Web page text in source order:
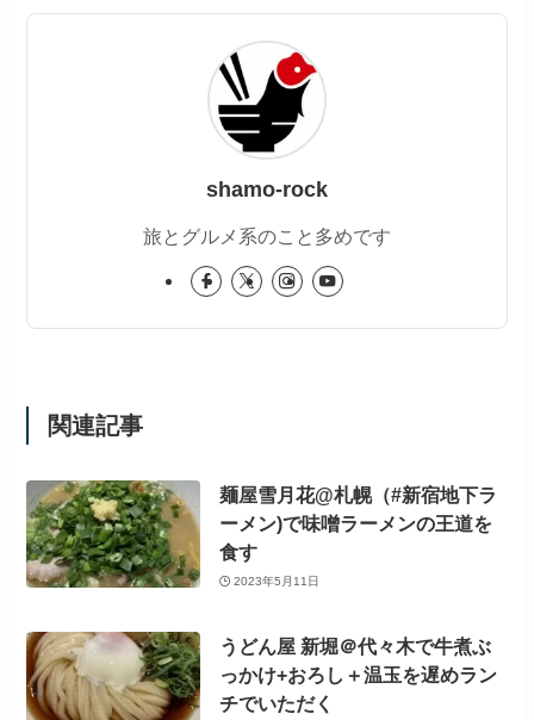
shamo-rock
旅とグルメ系のこと多めです
関連記事
麺屋雪月花@札幌（#新宿地下ラ
ーメン)で味噌ラーメンの王道を
食す
2023年5月11日
うどん屋 新堀＠代々木で牛煮ぶ
っかけ+おろし＋温玉を遅めラン
チでいただく